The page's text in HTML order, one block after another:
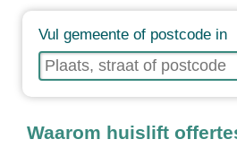
Vul gemeente of postcode in
Waarom huislift